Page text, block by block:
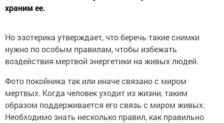
храним ее.
Но эзотерика утверждает, что беречь такие снимки
нужно по особым правилам, чтобы избежать
воздействия мертвой энергетики на живых людей.
Фото покойника так или иначе связано с миром
мертвых. Когда человек уходит из жизни, таким
образом поддерживается его связь с миром живых.
Необходимо знать несколько правил, как правильно